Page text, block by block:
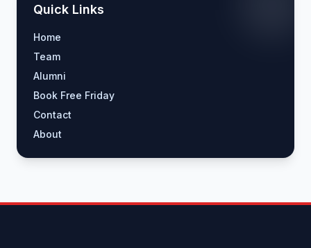
Quick Links
Home
Team
Alumni
Book Free Friday
Contact
About